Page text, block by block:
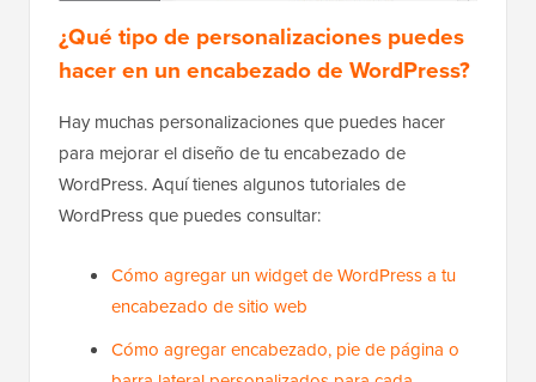
¿Qué tipo de personalizaciones puedes
hacer en un encabezado de WordPress?
Hay muchas personalizaciones que puedes hacer
para mejorar el diseño de tu encabezado de
WordPress. Aquí tienes algunos tutoriales de
WordPress que puedes consultar:
Cómo agregar un widget de WordPress a tu
encabezado de sitio web
Cómo agregar encabezado, pie de página o